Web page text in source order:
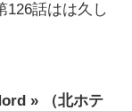
126話はは久し
» （北ホテ